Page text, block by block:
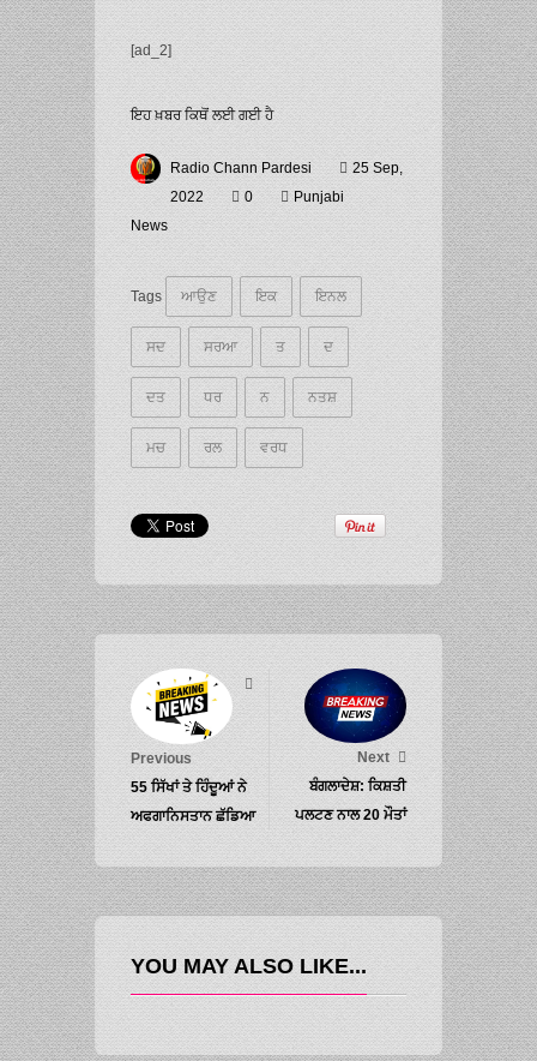
[ad_2]
ਇਹ ਖ਼ਬਰ ਕਿਥੋਂ ਲਈ ਗਈ ਹੈ
Radio Chann Pardesi
25 Sep,
2022
0
Punjabi
News
Tags ਆਉਣ ਇਕ ਇਨਲ
ਸਦ ਸਰਆ ਤ ਦ
ਦਤ ਧਰ ਨ ਨਤਸ਼
ਮਚ ਰਲ ਵਰਧ
Previous
55 ਸਿੱਖਾਂ ਤੇ ਹਿੰਦੂਆਂ ਨੇ
ਅਫਗਾਨਿਸਤਾਨ ਛੱਡਿਆ
Next
ਬੰਗਲਾਦੇਸ਼: ਕਿਸ਼ਤੀ
ਪਲਟਣ ਨਾਲ 20 ਮੌਤਾਂ
YOU MAY ALSO LIKE...